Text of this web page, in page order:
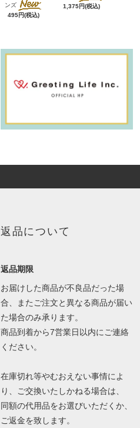
ンズ
495円(税込)
1,375円(税込)
返品について
返品期限
お届けした商品が不良品だった場
合、またご注文と異なる商品が届い
た場合のみ承ります。
商品到着から7営業日以内にご連絡
ください。
在庫切れ等やむおえない事情によ
り、ご交換いたしかねる場合は、
同額の代用品をお選びいただくか、
ご返金を致します。